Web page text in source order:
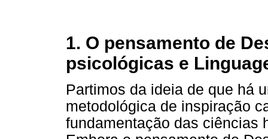
1. O pensamento de
psicológicas e
Partimos da ideia de que há
metodológica de inspiração
fundamentação das ciências